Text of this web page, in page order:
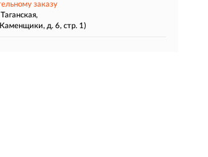
заказу
д. 6, стр. 1)